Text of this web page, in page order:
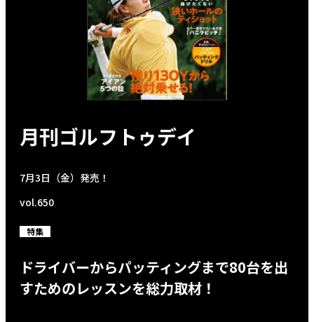
月刊ゴルフトゥデイ
7月3日（金）発売！
vol.650
特集
ドライバーからパッティングまで80台を出
すためのレッスンを総力取材！